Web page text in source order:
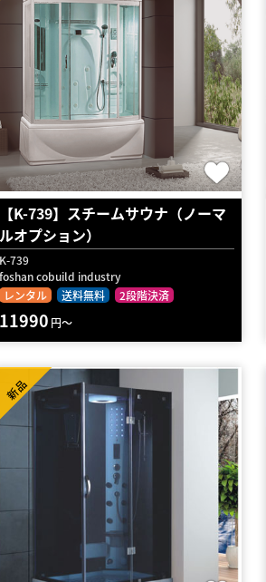
【K-739】スチームサウナ（ノーマ
ルオプション）
K-739
foshan cobuild industry
レンタル
送料無料 2段階決済
11990 円～
新品